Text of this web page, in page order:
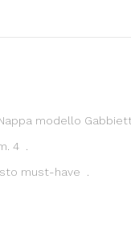
modello
4 .
must-have .